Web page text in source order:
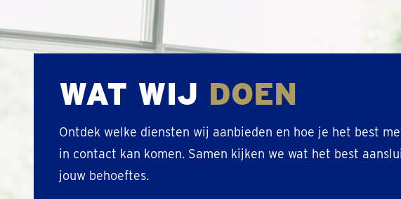
WAT WIJ DOEN
Ontdek welke diensten wij aanbieden en hoe je het best
in contact kan komen. Samen kijken we wat het best
jouw behoeftes.